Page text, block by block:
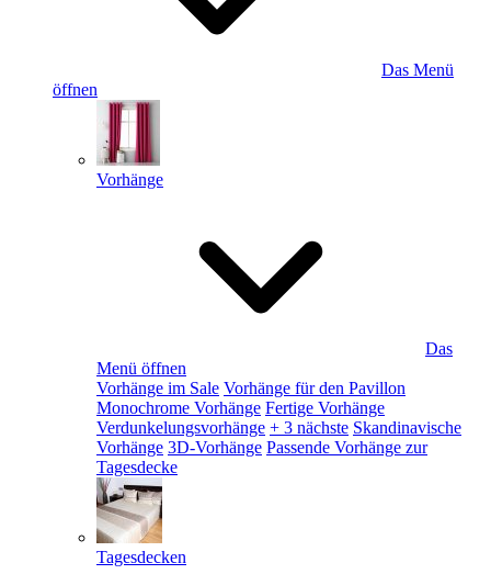
Das Menü
öffnen
Vorhänge
Das
Menü öffnen
Vorhänge im Sale Vorhänge für den Pavillon
Monochrome Vorhänge Fertige Vorhänge
Verdunkelungsvorhänge + 3 nächste Skandinavische
Vorhänge 3D-Vorhänge Passende Vorhänge zur
Tagesdecke
Tagesdecken